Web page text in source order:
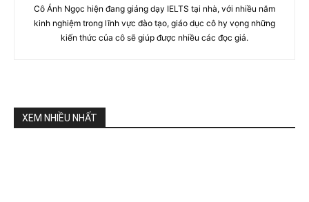
Cô Ánh Ngọc hiện đang giảng dạy IELTS tại nhà, với nhiều năm
kinh nghiệm trong lĩnh vực đào tạo, giáo dục cô hy vọng những
kiến thức của cô sẽ giúp được nhiều các đọc giả.
XEM NHIỀU NHẤT